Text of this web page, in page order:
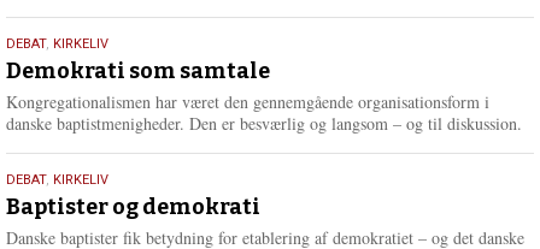
18.
maj
2026
DEBAT, KIRKELIV
Demokrati som samtale
Kongregationalismen har været den gennemgående organisationsform i
danske baptistmenigheder. Den er besværlig og langsom – og til diskussion.
18.
maj
2026
DEBAT, KIRKELIV
Baptister og demokrati
Danske baptister fik betydning for etablering af demokratiet – og det danske